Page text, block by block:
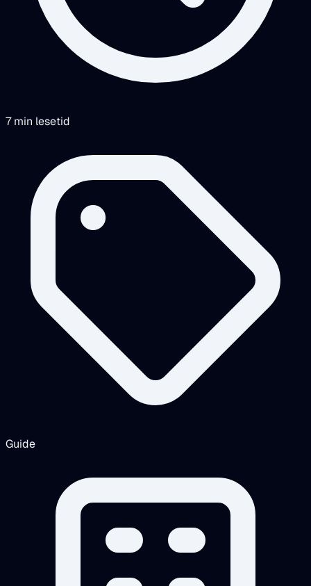
7 min lesetid
Guide